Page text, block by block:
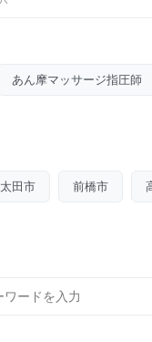
あん摩マッサージ指圧師
太田市 前橋市